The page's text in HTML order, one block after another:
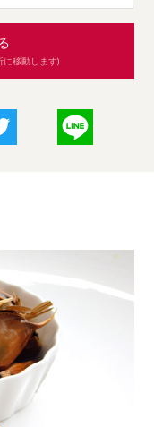
に移動します)